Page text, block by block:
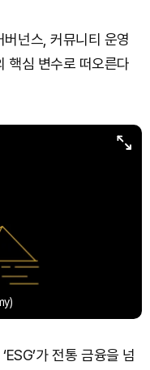
넌스, 커뮤니티 운영
핵심 변수로 떠오른다
가 전통 금융을 넘